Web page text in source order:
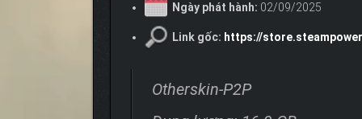
Ngày phát hành: 02/09/2025
Link gốc: https://
Otherskin-P2P